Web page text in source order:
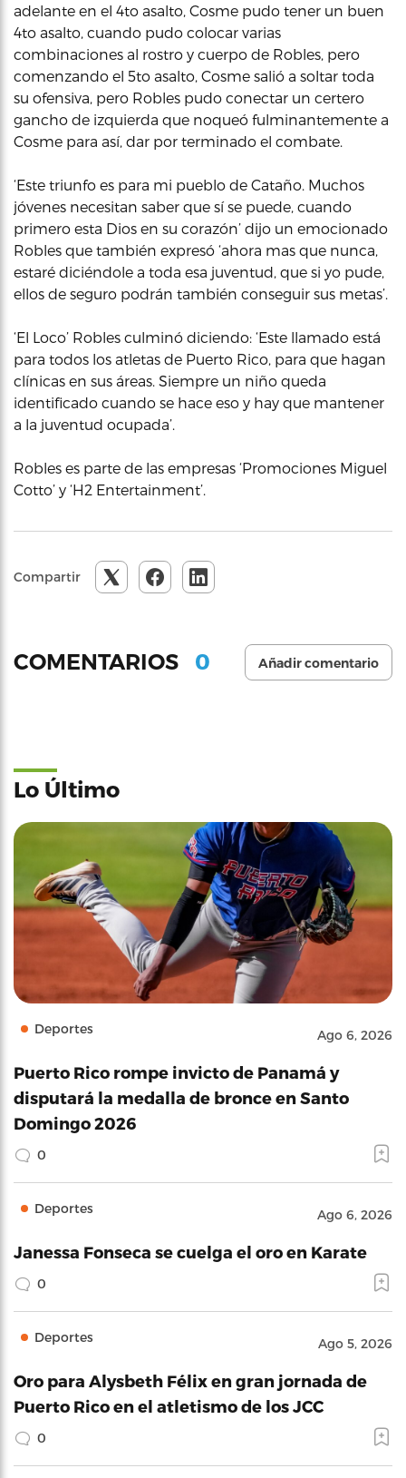
adelante en el 4to asalto, Cosme pudo tener un buen
4to asalto, cuando pudo colocar varias
combinaciones al rostro y cuerpo de Robles, pero
comenzando el 5to asalto, Cosme salió a soltar toda
su ofensiva, pero Robles pudo conectar un certero
gancho de izquierda que noqueó fulminantemente a
Cosme para así, dar por terminado el combate.
‘Este triunfo es para mi pueblo de Cataño. Muchos
jóvenes necesitan saber que sí se puede, cuando
primero esta Dios en su corazón’ dijo un emocionado
Robles que también expresó ‘ahora mas que nunca,
estaré diciéndole a toda esa juventud, que si yo pude,
ellos de seguro podrán también conseguir sus metas’.
‘El Loco’ Robles culminó diciendo: ‘Este llamado está
para todos los atletas de Puerto Rico, para que hagan
clínicas en sus áreas. Siempre un niño queda
identificado cuando se hace eso y hay que mantener
a la juventud ocupada’.
Robles es parte de las empresas ‘Promociones Miguel
Cotto’ y ‘H2 Entertainment’.
Compartir
COMENTARIOS 0 Añadir comentario
Lo Último
Deportes Ago 6, 2026
Puerto Rico rompe invicto de Panamá y
disputará la medalla de bronce en Santo
Domingo 2026
0
Deportes Ago 6, 2026
Janessa Fonseca se cuelga el oro en Karate
0
Deportes Ago 5, 2026
Oro para Alysbeth Félix en gran jornada de
Puerto Rico en el atletismo de los JCC
0